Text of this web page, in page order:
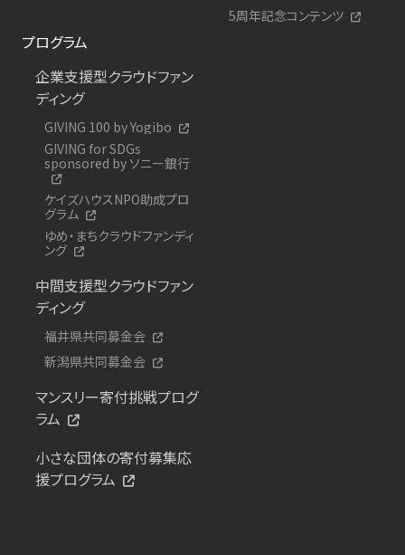
5周年記念コンテンツ
プログラム
企業支援型クラウドファン
ディング
GIVING 100 by Yogibo
GIVING for SDGs
sponsored by ソニー銀行
ケイズハウスNPO助成プロ
グラム
ゆめ・まちクラウドファンディ
ング
中間支援型クラウドファン
ディング
福井県共同募金会
新潟県共同募金会
マンスリー寄付挑戦プログ
ラム
小さな団体の寄付募集応
援プログラム